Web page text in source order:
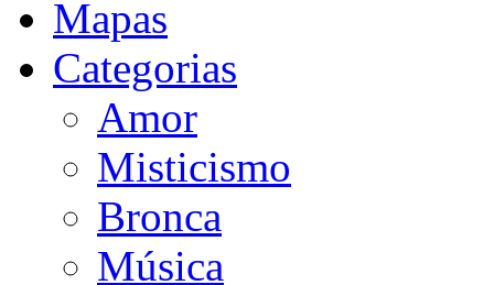
Mapas
Categorias
Amor
Misticismo
Bronca
Música